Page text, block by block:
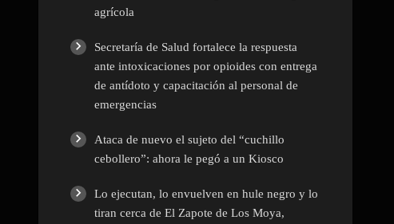
agrícola
Secretaría de Salud fortalece la respuesta
ante intoxicaciones por opioides con entrega
de antídoto y capacitación al personal de
emergencias
Ataca de nuevo el sujeto del “cuchillo
cebollero”: ahora le pegó a un Kiosco
Lo ejecutan, lo envuelven en hule negro y lo
tiran cerca de El Zapote de Los Moya,